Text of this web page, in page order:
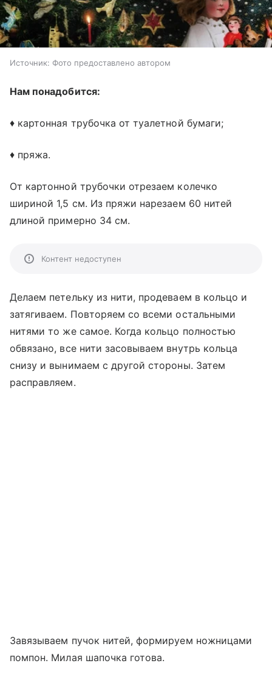
Источник: Фото предоставлено автором
Нам понадобится:
♦ картонная трубочка от туалетной бумаги;
♦ пряжа.
От картонной трубочки отрезаем колечко
шириной 1,5 см. Из пряжи нарезаем 60 нитей
длиной примерно 34 см.
Контент недоступен
Делаем петельку из нити, продеваем в кольцо и
затягиваем. Повторяем со всеми остальными
нитями то же самое. Когда кольцо полностью
обвязано, все нити засовываем внутрь кольца
снизу и вынимаем с другой стороны. Затем
расправляем.
Завязываем пучок нитей, формируем ножницами
помпон. Милая шапочка готова.